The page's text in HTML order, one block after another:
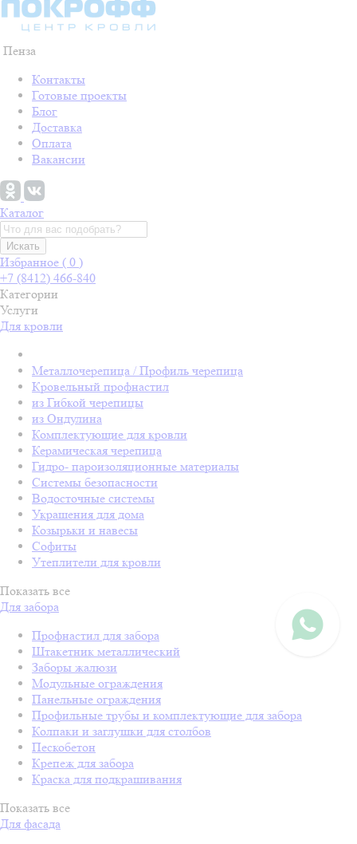
Пенза
Контакты
Готовые проекты
Блог
Доставка
Оплата
Вакансии
Каталог
Искать
Избранное ( 0 )
+7 (8412) 466-840
Категории
Услуги
Для кровли
Металлочерепица / Профиль черепица
Кровельный профнастил
из Гибкой черепицы
из Ондулина
Комплектующие для кровли
Керамическая черепица
Гидро- пароизоляционные материалы
Системы безопасности
Водосточные системы
Украшения для дома
Козырьки и навесы
Софиты
Утеплители для кровли
Показать все
Для забора
Профнастил для забора
Штакетник металлический
Заборы жалюзи
Модульные ограждения
Панельные ограждения
Профильные трубы и комплектующие для забора
Колпаки и заглушки для столбов
Пескобетон
Крепеж для забора
Краска для подкрашивания
Показать все
Для фасада